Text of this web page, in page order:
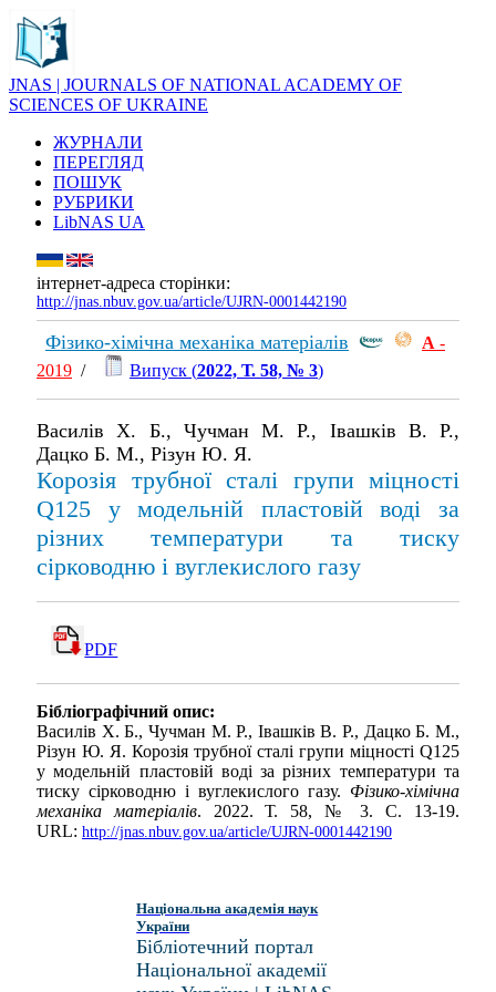
JNAS | JOURNALS OF NATIONAL ACADEMY OF
SCIENCES OF UKRAINE
ЖУРНАЛИ
ПЕРЕГЛЯД
ПОШУК
РУБРИКИ
LibNAS UA
інтернет-адреса сторінки:
http://jnas.nbuv.gov.ua/article/UJRN-0001442190
Фізико-хімічна механіка матеріалів А -
2019 / Випуск (2022, Т. 58, № 3)
Василів Х. Б., Чучман М. Р., Івашків В. Р.,
Дацко Б. М., Різун Ю. Я.
Корозія трубної сталі групи міцності
Q125 у модельній пластовій воді за
різних температури та тиску
сірководню і вуглекислого газу
PDF
Бібліографічний опис:
Василів Х. Б., Чучман М. Р., Івашків В. Р., Дацко Б. М.,
Різун Ю. Я. Корозія трубної сталі групи міцності Q125
у модельній пластовій воді за різних температури та
тиску сірководню і вуглекислого газу. Фізико-хімічна
механіка матеріалів. 2022. Т. 58, № 3. С. 13-19.
URL: http://jnas.nbuv.gov.ua/article/UJRN-0001442190
Національна академія наук
України
Бібліотечний портал
Національної академії